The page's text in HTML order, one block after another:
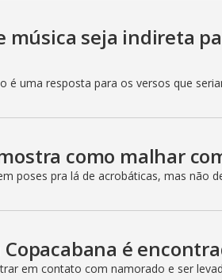
música seja indireta
é uma resposta para os versos que
como malhar
poses pra lá de acrobáticas, mas não
é
em contato com namorado e ser